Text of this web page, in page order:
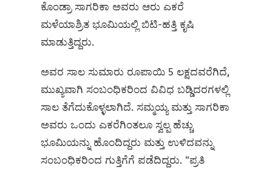
ಕೊಂಡ್ರಾ ಸಾಗರಿಕಾ ಅವರು ಆರು ಎಕರೆ
ಮಳೆಯಾಶ್ರಿತ ಭೂಮಿಯಲ್ಲಿ ಬಿಟಿ-ಹತ್ತಿ ಕೃಷಿ
ಮಾಡುತ್ತಿದ್ದರು.
ಅವರ ಸಾಲ ಸುಮಾರು ರೂಪಾಯಿ 5 ಲಕ್ಷದವರೆಗಿದೆ,
ಮುಖ್ಯವಾಗಿ ಸಂಬಂಧಿಕರಿಂದ ವಿವಿಧ ಬಡ್ಡಿದರಗಳಲ್ಲಿ
ಸಾಲ ತೆಗೆದುಕೊಳ್ಳಲಾಗಿದೆ. ಸಮ್ಮಯ್ಯ ಮತ್ತು ಸಾಗರಿಕಾ
ಅವರು ಒಂದು ಎಕರೆಗಿಂತಲೂ ಸ್ವಲ್ಪ ಹೆಚ್ಚು
ಭೂಮಿಯನ್ನು ಹೊಂದಿದ್ದರು ಮತ್ತು ಉಳಿದವನ್ನು
ಸಂಬಂಧಿಕರಿಂದ ಗುತ್ತಿಗೆಗೆ ಪಡೆದಿದ್ದರು. "ಪ್ರತಿ